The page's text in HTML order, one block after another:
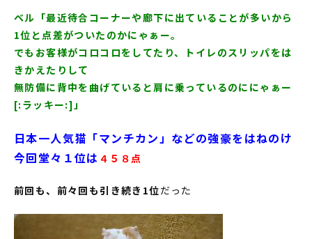
ベル「最近待合コーナーや廊下に出ていることが多いから
1位と点差がついたのかにゃぁー。
でもお客様がコロコロをしてたり、トイレのスリッパをは
きかえたりして
無防備に背中を曲げていると肩に乗っているのににゃぁー
[:ラッキー:]」
日本一人気猫「マンチカン」などの強豪をはねのけ
今回堂々１位は ４５８点
前回も、前々回も引き続き1位だった